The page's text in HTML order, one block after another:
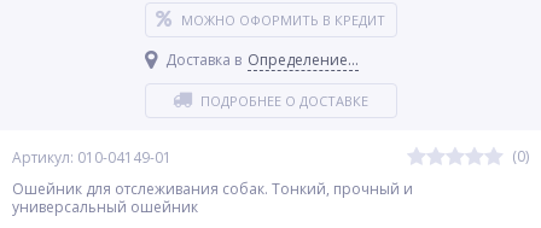
Артикул: 010-04149-01
(0)
Ошейник для отслеживания собак. Тонкий, прочный и
универсальный ошейник
МОЖНО ОФОРМИТЬ В КРЕДИТ
Доставка в Определение...
ПОДРОБНЕЕ О ДОСТАВКЕ